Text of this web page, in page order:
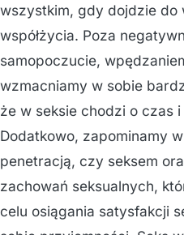
wszystkim, gdy dojdzie
współżycia. Poza
samopoczucie,
wzmacniamy w sobie
że w seksie chodzi o czas
Dodatkowo, zapominamy
penetracją, czy seksem
zachowań seksualnych,
celu osiągania satysfakcji